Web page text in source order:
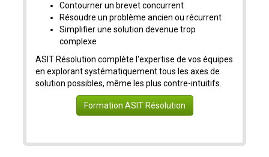
Contourner un brevet concurrent
Résoudre un problème ancien ou récurrent
Simplifier une solution devenue trop
complexe
ASIT Résolution complète l'expertise de vos équipes
en explorant systématiquement tous les axes de
solution possibles, même les plus contre-intuitifs.
Formation ASIT Résolution